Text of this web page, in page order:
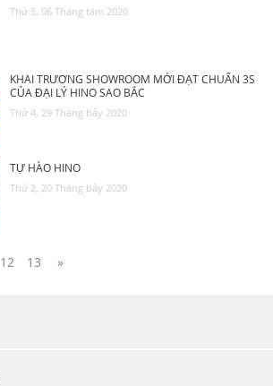
Thứ 5, 06 Tháng tám 2020
KHAI TRƯƠNG SHOWROOM MỚI ĐẠT CHUẨN 3S
CỦA ĐẠI LÝ HINO SAO BẮC
Thứ 4, 29 Tháng bảy 2020
TỰ HÀO HINO
Thứ 2, 20 Tháng bảy 2020
12 13 »Next